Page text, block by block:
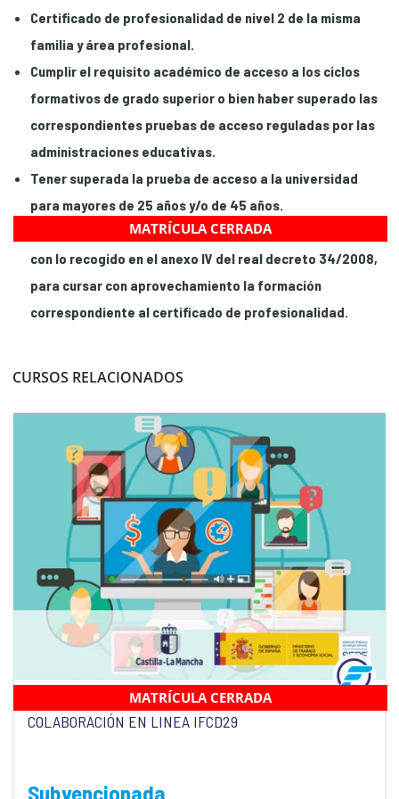
Certificado de profesionalidad de nivel 2 de la misma
familia y área profesional.
Cumplir el requisito académico de acceso a los ciclos
formativos de grado superior o bien haber superado las
correspondientes pruebas de acceso reguladas por las
administraciones educativas.
Tener superada la prueba de acceso a la universidad
para mayores de 25 años y/o de 45 años.
Tener las competencias clave necesarias, de acuerdo
con lo recogido en el anexo IV del real decreto 34/2008,
para cursar con aprovechamiento la formación
correspondiente al certificado de profesionalidad.
CURSOS RELACIONADOS
USO SEGURO DE INTERNET Y HABILIDADES EN
COLABORACIÓN EN LINEA IFCD29
Subvencionada
MATRÍCULA CERRADA
MATRÍCULA CERRADA